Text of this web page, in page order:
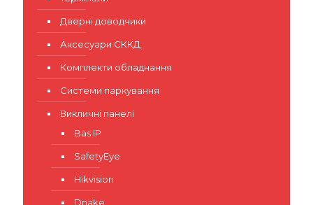
Дверні доводчики
Аксесуари СККД
Комплекти обладнання
Системи паркування
Викличні панелі
Bas IP
SafetyEye
Hikvision
Dnake